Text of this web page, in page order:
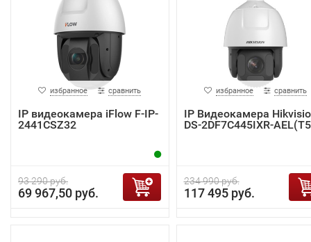
избранное сравнить
IP видеокамера iFlow F-IP-
2441CSZ32
93 290 руб.
69 967,50 руб.
избранное сравнить
IP Видеокамера
DS-2DF7C445IXR-
234 990 руб.
117 495 руб.